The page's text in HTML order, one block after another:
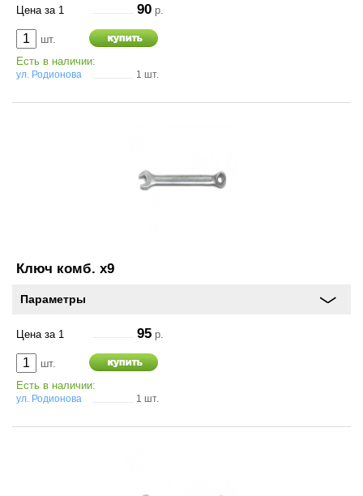
АКБ
On-line запись на
компании
Условия
Оплата
Новости
Цена за 1 90 р.
шт.
Есть в наличии:
ул. Родионова 1 шт.
Ключ комб. х9
Параметры
Цена за 1 95 р.
шт.
Есть в наличии:
ул. Родионова 1 шт.